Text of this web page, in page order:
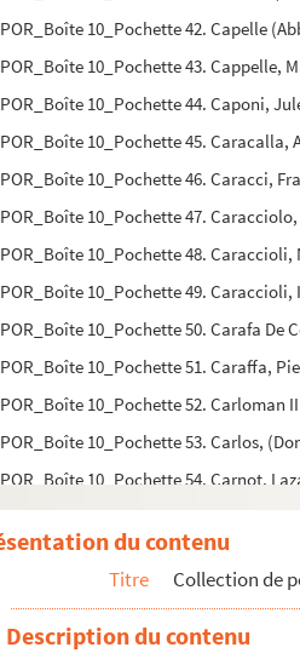
POR_Boîte 10_Pochette 42. Capelle
POR_Boîte 10_Pochette 43. Cappelle,
POR_Boîte 10_Pochette 44. Caponi,
POR_Boîte 10_Pochette 45. Caracalla,
POR_Boîte 10_Pochette 46. Caracci,
POR_Boîte 10_Pochette 47.
POR_Boîte 10_Pochette 48. Caraccioli,
POR_Boîte 10_Pochette 49. Caraccioli,
POR_Boîte 10_Pochette 50. Carafa De
POR_Boîte 10_Pochette 51. Caraffa,
POR_Boîte 10_Pochette 52. Carloman II
POR_Boîte 10_Pochette 53. Carlos,
POR_Boîte 10_Pochette 54. Carnot,
POR_Boîte 10_Pochette 55. Carline de
POR_Boîte 10_Pochette 56. Carolne,
POR_Boîte 10_Pochette 57. Caron,
POR_Boîte 10_Pochette 58.
du contenu
Titre Collection de
Description du contenu